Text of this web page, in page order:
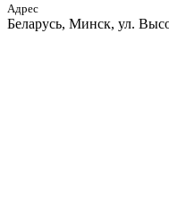
Адрес
Беларусь, Минск, ул.